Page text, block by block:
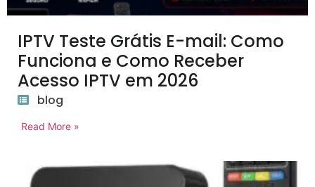
IPTV Teste Grátis E-mail: Como
Funciona e Como Receber
Acesso IPTV em 2026
blog
Read More »